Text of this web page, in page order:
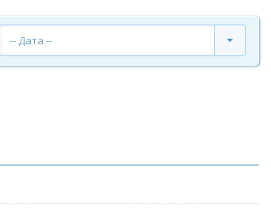
-- Дата --